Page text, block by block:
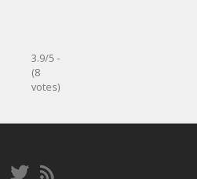
3.9/5 -
(8
votes)